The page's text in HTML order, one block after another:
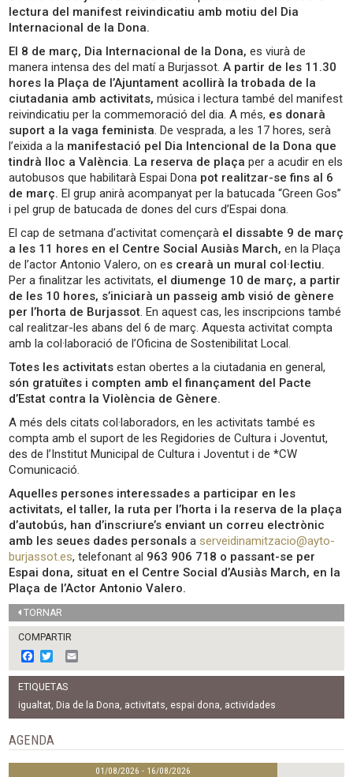
lectura del manifest reivindicatiu amb motiu del Dia
Internacional de la Dona.
El 8 de març, Dia Internacional de la Dona, es viurà de
manera intensa des del matí a Burjassot.A partir de les 11.30
hores la Plaça de l’Ajuntament acollirà la trobada de la
ciutadania amb activitats, música i lectura també del manifest
reivindicatiu per la commemoració del dia. A més, es donarà
suport a la vaga feminista. De vesprada, a les 17 hores, serà
l’eixida a la manifestació pel Dia Intencional de la Dona que
tindrà lloc a València. La reserva de plaça per a acudir en els
autobusos que habilitarà Espai Dona pot realitzar-se fins al 6
de març. El grup anirà acompanyat per la batucada “Green Gos”
i pel grup de batucada de dones del curs d’Espai dona.
El cap de setmana d’activitat començarà el dissabte 9 de març
a les 11 hores en el Centre Social Ausiàs March, en la Plaça
de l’actor Antonio Valero, on es crearà un mural col·lectiu.
Per a finalitzar les activitats, el diumenge 10 de març, a partir
de les 10 hores, s’iniciarà un passeig amb visió de gènere
per l’horta de Burjassot. En aquest cas, les inscripcions també
cal realitzar-les abans del 6 de març. Aquesta activitat compta
amb la col·laboració de l’Oficina de Sostenibilitat Local.
Totes les activitats estan obertes a la ciutadania en general,
són gratuïtes i compten amb el finançament del Pacte
d’Estat contra la Violència de Gènere.
A més dels citats col·laboradors, en les activitats també es
compta amb el suport de les Regidories de Cultura i Joventut,
des de l’Institut Municipal de Cultura i Joventut i de *CW
Comunicació.
Aquelles persones interessades a participar en les
activitats, el taller, la ruta per l’horta i la reserva de la plaça
d’autobús, han d’inscriure’s enviant un correu electrònic
amb les seues dades personals a serveidinamitzacio@ayto-
burjassot.es, telefonant al 963 906 718 o passant-se per
Espai dona, situat en el Centre Social d’Ausiàs March, en la
Plaça de l’Actor Antonio Valero.
TORNAR
COMPARTIR
F
a
c
e
b
o
o
k
w
i
t
t
e
m
a
l
ETIQUETAS
igualtat, Dia de la Dona, activitats, espai dona, actividades
AGENDA
01/08/2026 - 16/08/2026